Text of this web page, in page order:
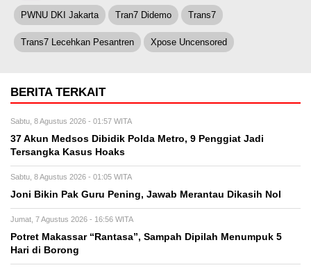
PWNU DKI Jakarta Tran7 Didemo Trans7
Trans7 Lecehkan Pesantren Xpose Uncensored
BERITA TERKAIT
Sabtu, 8 Agustus 2026 - 01:57 WITA
37 Akun Medsos Dibidik Polda Metro, 9 Penggiat Jadi
Tersangka Kasus Hoaks
Sabtu, 8 Agustus 2026 - 01:05 WITA
Joni Bikin Pak Guru Pening, Jawab Merantau Dikasih Nol
Jumat, 7 Agustus 2026 - 16:56 WITA
Potret Makassar “Rantasa”, Sampah Dipilah Menumpuk 5
Hari di Borong